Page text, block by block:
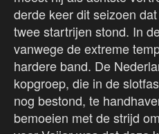
derde keer dit seizoen
twee startrijen stond. In
vanwege de extreme
hardere band. De
kopgroep, die in de
nog bestond, te
bemoeien met de strijd